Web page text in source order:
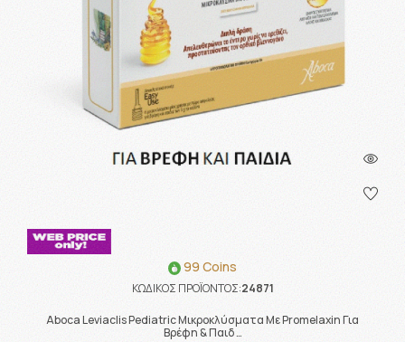
99 Coins
ΚΩΔΙΚΟΣ ΠΡΟΪΟΝΤΟΣ:24871
Aboca Leviaclis Pediatric Μικροκλύσματα Με Promelaxin Για
Βρέφη & Παιδ …